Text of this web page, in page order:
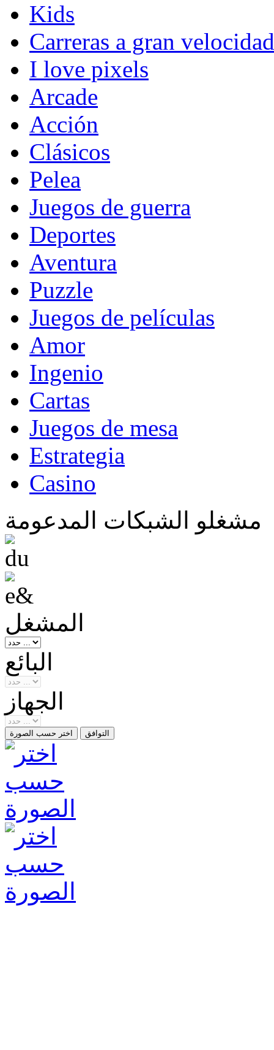
Kids
Carreras a gran velocidad
I love pixels
Arcade
Acción
Clásicos
Pelea
Juegos de guerra
Deportes
Aventura
Puzzle
Juegos de películas
Amor
Ingenio
Cartas
Juegos de mesa
Estrategia
Casino
مشغلو الشبكات المدعومة
المشغل
البائع
الجهاز